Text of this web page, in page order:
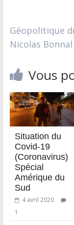
Géopolitique
Nicolas Bonnal
Vous
Situation du
Covid-19
(Coronavirus)
Spécial
Amérique du
Sud
4 avril 2020
1